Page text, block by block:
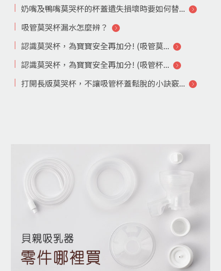
奶嘴及鴨嘴莫哭杯的杯蓋遺失損壞時要如何替...
吸管莫哭杯漏水怎麼辨？
認識莫哭杯，為寶寶安全再加分! (吸管莫...
認識莫哭杯，為寶寶安全再加分! (吸管杯...
打開長版莫哭杯，不讓吸管杯蓋鬆脫的小訣竅...